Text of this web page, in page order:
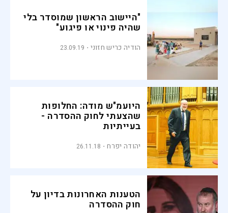
"היישוב הראשון שמוסדר בלי
שהיה פינוי או פיגוע"
הודיה כריש חזוני 23.09.19
היועמ"ש מודה: החלופות
שהצעתי לחוק ההסדרה -
בעייתיות
יהודה יפרח 26.11.18
הטענות האחרונות בדיון על
חוק ההסדרה